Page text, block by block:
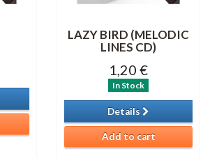
LAZY BIRD (MELODIC
LINES CD)
1,20 €
In Stock
Details
Add to cart